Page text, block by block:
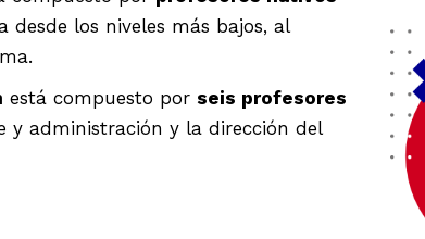
los niveles más bajos, al
está compuesto por seis profesores
y administración y la dirección del